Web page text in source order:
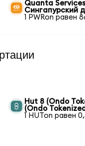
Quanta
Сингапурский
1 PWRon равен
Hut 8 (Ondo
(Ondo
1 HUTon равен